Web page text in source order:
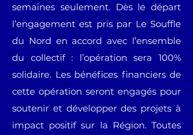
semaines seulement. Dès le départ
l’engagement est pris par Le Souffle
du Nord en accord avec l’ensemble
du collectif : l’opération sera 100%
solidaire. Les bénéfices financiers de
cette opération seront engagés pour
soutenir et développer des projets à
impact positif sur la Région. Toutes